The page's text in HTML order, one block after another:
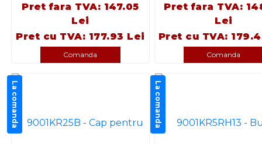
Pret fara TVA: 147.05
Lei
Pret cu TVA: 177.93 Lei
Comanda
Pret fara TVA:
Lei
Pret cu TVA:
Comanda
La comanda La comanda